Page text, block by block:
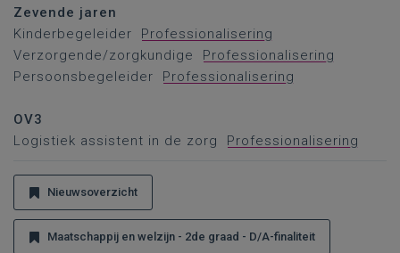
Zevende jaren
Kinderbegeleider Professionalisering
Verzorgende/zorgkundige Professionalisering
Persoonsbegeleider Professionalisering
OV3
Logistiek assistent in de zorg Professionalisering
Nieuwsoverzicht
Maatschappij en welzijn - 2de graad - D/A-finaliteit